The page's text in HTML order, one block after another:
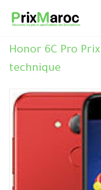
Honor 6C Pro
technique